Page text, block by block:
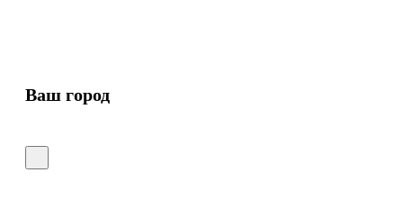
Ваш город